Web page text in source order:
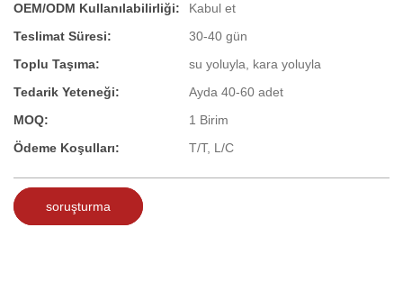
OEM/ODM Kullanılabilirliği:
Kabul et
Teslimat Süresi:
30-40 gün
Toplu Taşıma:
su yoluyla, kara yoluyla
Tedarik Yeteneği:
Ayda 40-60 adet
MOQ:
1 Birim
Ödeme Koşulları:
T/T, L/C
soruşturma